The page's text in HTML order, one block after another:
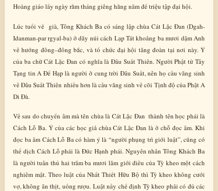
Hoàng giáo lấy ngày rằm tháng giêng hằng năm để triệu tập đại hội.
Lúc tuổi về già, Tông Khách Ba có sáng lập chùa Cát Lặc Đan (Dgah-
Idanman-par rgyal-ba) ở dãy núi cách Lạp Tát khoảng ba mươi dặm Anh
về hướng đông–đông bắc, và tổ chức đại hội tăng đoàn tại nơi này. Ý
của ba chữ Cát Lặc Đan có nghĩa là Đâu Suất Thiên. Người Phật tử Tây
Tạng tin A Để Hạp là người ở cung trời Đâu Suất, nên họ cầu vãng sinh
về Đâu Suất Thiên nhiều hơn là cầu vãng sinh về cõi Tịnh độ của Phật A
Di Đà.
Về sau do chuyển âm mà tên chùa là Cát Lặc Đan thành tên học phái là
Cách Lỗ Ba. Ý của các học giả chùa Cát Lặc Đan là ở chỗ đọc âm. Khi
đọc ba âm Cách Lỗ Ba có hàm ý là “người phụng trì giới luật”, cũng có
thể dịch Cách Lỗ phái là Đức Hạnh phái. Nguyên nhân Tông Khách Ba
là người tuân thủ hai trăm ba mươi lăm giới điều của Tỳ kheo một cách
nghiêm mật. Theo luật của Nhất Thiết Hữu Bộ thì Tỳ kheo không cưới
vợ, không ăn thịt, uống rượu. Luật nầy chế định Tỳ kheo phải có đủ các